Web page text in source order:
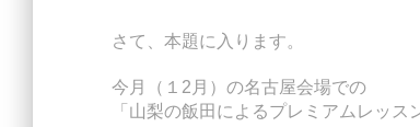
さて、本題に入ります。
今月（１2月）の名古屋会場での
「山梨の飯田によるプレミアムレッス